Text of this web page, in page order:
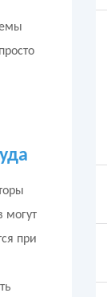
могут
при